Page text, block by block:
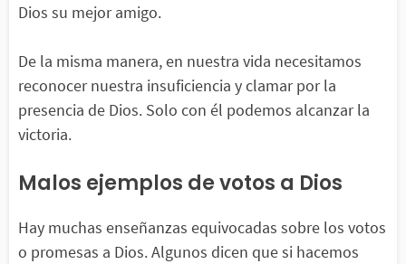
Dios su mejor amigo.
De la misma manera, en nuestra vida necesitamos
reconocer nuestra insuficiencia y clamar por la
presencia de Dios. Solo con él podemos alcanzar la
victoria.
Malos ejemplos de votos a Dios
Hay muchas enseñanzas equivocadas sobre los votos
o promesas a Dios. Algunos dicen que si hacemos